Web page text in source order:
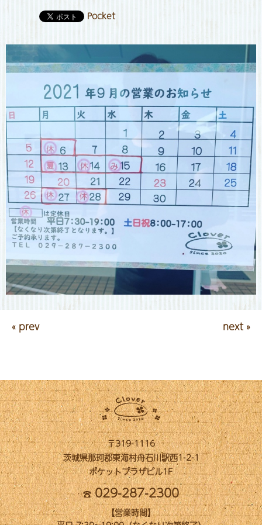
Pocket
« prev next »
〒319-1116
茨城県那珂郡東海村舟石川駅西1-2-1
ポケットプラザビル1F
029-287-2300
【営業時間】